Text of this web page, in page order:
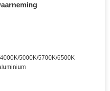
5000K/5700K/6500K